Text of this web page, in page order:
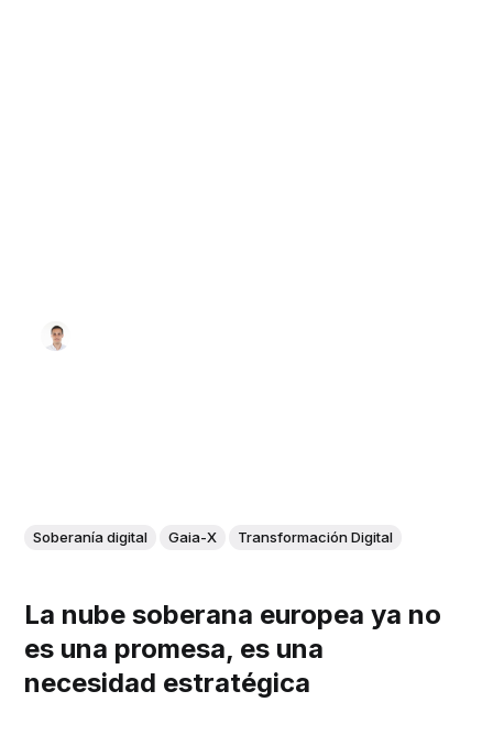
Soberanía digital Gaia-X Transformación Digital
La nube soberana europea ya no
es una promesa, es una
necesidad estratégica